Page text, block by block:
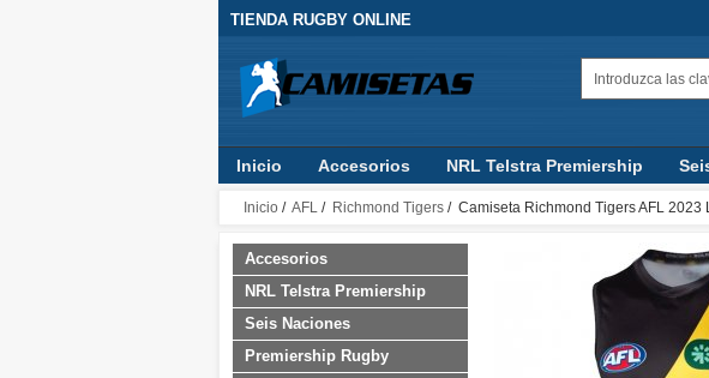
TIENDA RUGBY ONLINE
Inicio Accesorios NRL Telstra Premiership
RLWC 2017
Guinness Pro14 Top 14 AFL
Inicio / AFL / Richmond Tigers / Camiseta Richmond Tigers AFL 2023
Accesorios
NRL Telstra Premiership
Seis Naciones
Premiership Rugby